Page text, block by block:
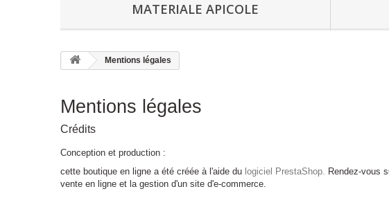
MATERIALE APICOLE
Mentions légales
Mentions légales
Crédits
Conception et production :
cette boutique en ligne a été créée à l'aide du logiciel PrestaShop. Rendez-vous
vente en ligne et la gestion d'un site d'e-commerce.